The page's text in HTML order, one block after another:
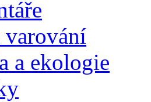
a ekologie